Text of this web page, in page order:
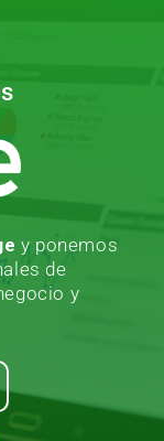
y ponemos
de
y